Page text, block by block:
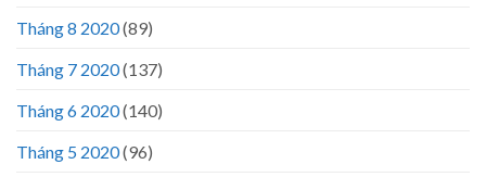
Tháng 8 2020(89)
Tháng 7 2020(137)
Tháng 6 2020(140)
Tháng 5 2020(96)